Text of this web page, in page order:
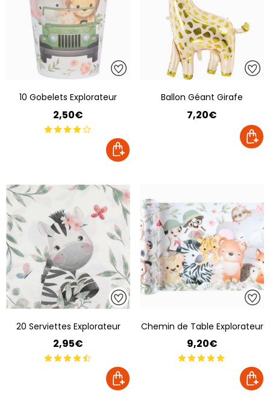
10 Gobelets Explorateur
2,50€
Ballon Géant Girafe
7,20€
20 Serviettes Explorateur
2,95€
Chemin de Table Explorateur
9,20€